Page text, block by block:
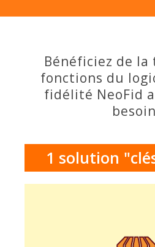
Bénéficiez de
fonctions du
fidélité NeoFid
1 solution